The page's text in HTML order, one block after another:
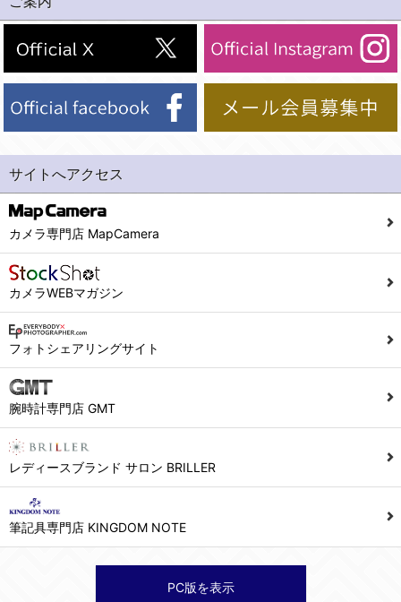
サイトへアクセス
カメラ専門店 MapCamera
カメラWEBマガジン
フォトシェアリングサイト
腕時計専門店 GMT
レディースブランド サロン BRILLER
筆記具専門店 KINGDOM NOTE
PC版を表示